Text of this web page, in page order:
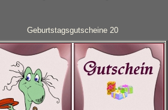
Geburtstagsgutscheine 20